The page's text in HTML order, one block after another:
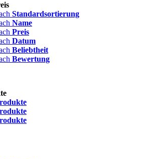
Standardsortierung
Name
Preis
Datum
Beliebtheit
Bewertung